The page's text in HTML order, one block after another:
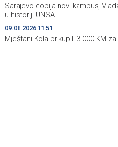
20:24
Krišto: Sinjska alka je
tradicije
Sarajevo dobija novi kampus,
u historiji UNSA
09.08.2026 11:51
Mještani Kola prikupili 3.000 KM